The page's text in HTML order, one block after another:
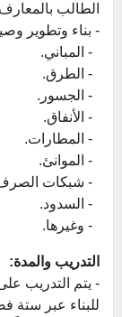
الطالب
- بناء وتطوير
- المباني.
- الطرق.
- الجسور.
- الأنفاق.
- المطارات.
- الموانئ.
- شبكات
- السدود.
- وغيرها.
التدريب والمدة:
- يتم التدريب
للبناء عبر ستة